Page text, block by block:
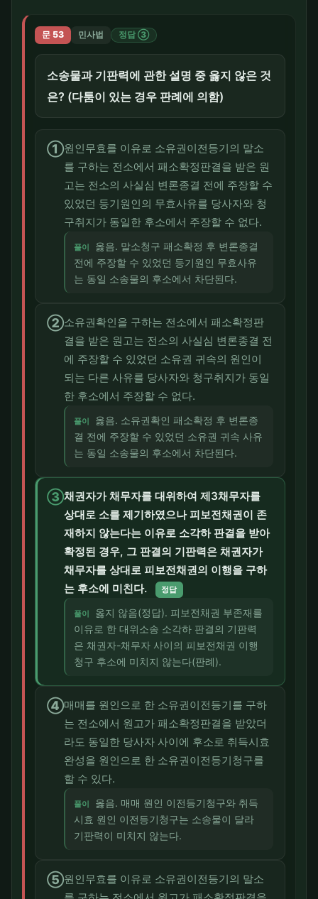
문 53 민사법 정답 ③
소송물과 기판력에 관한 설명 중 옳지 않은 것
은? (다툼이 있는 경우 판례에 의함)
①원인무효를 이유로 소유권이전등기의 말소
를 구하는 전소에서 패소확정판결을 받은 원
고는 전소의 사실심 변론종결 전에 주장할 수
있었던 등기원인의 무효사유를 당사자와 청
구취지가 동일한 후소에서 주장할 수 없다.
풀이
옳음. 말소청구 패소확정 후 변론종결
전에 주장할 수 있었던 등기원인 무효사유
는 동일 소송물의 후소에서 차단된다.
②소유권확인을 구하는 전소에서 패소확정판
결을 받은 원고는 전소의 사실심 변론종결 전
에 주장할 수 있었던 소유권 귀속의 원인이
되는 다른 사유를 당사자와 청구취지가 동일
한 후소에서 주장할 수 없다.
풀이
옳음. 소유권확인 패소확정 후 변론종
결 전에 주장할 수 있었던 소유권 귀속 사유
는 동일 소송물의 후소에서 차단된다.
③채권자가 채무자를 대위하여 제3채무자를
상대로 소를 제기하였으나 피보전채권이 존
재하지 않는다는 이유로 소각하 판결을 받아
확정된 경우, 그 판결의 기판력은 채권자가
채무자를 상대로 피보전채권의 이행을 구하
는 후소에 미친다.
정답
풀이
옳지 않음(정답). 피보전채권 부존재를
이유로 한 대위소송 소각하 판결의 기판력
은 채권자-채무자 사이의 피보전채권 이행
청구 후소에 미치지 않는다(판례).
④매매를 원인으로 한 소유권이전등기를 구하
는 전소에서 원고가 패소확정판결을 받았더
라도 동일한 당사자 사이에 후소로 취득시효
완성을 원인으로 한 소유권이전등기청구를
할 수 있다.
풀이
옳음. 매매 원인 이전등기청구와 취득
시효 원인 이전등기청구는 소송물이 달라
기판력이 미치지 않는다.
⑤원인무효를 이유로 소유권이전등기의 말소